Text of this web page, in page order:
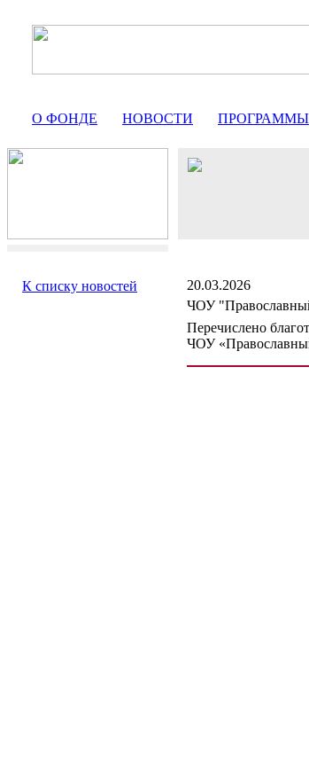
О ФОНДЕ НОВОСТИ ПРОГРАММЫ
К списку новостей
20.03.2026
ЧОУ
Перечислено
ЧОУ